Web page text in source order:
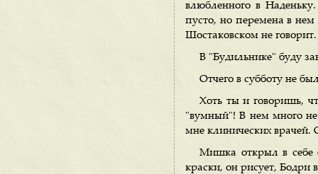
влюбленного в
пусто, но перемена в нем
Шостаковском не говорит.
В "Будильнике" буду
Отчего в субботу не
Хоть ты и говоришь,
"вумный"! В нем много
мне клинических врачей.
Мишка открыл в себе
краски, он рисует, Бодри